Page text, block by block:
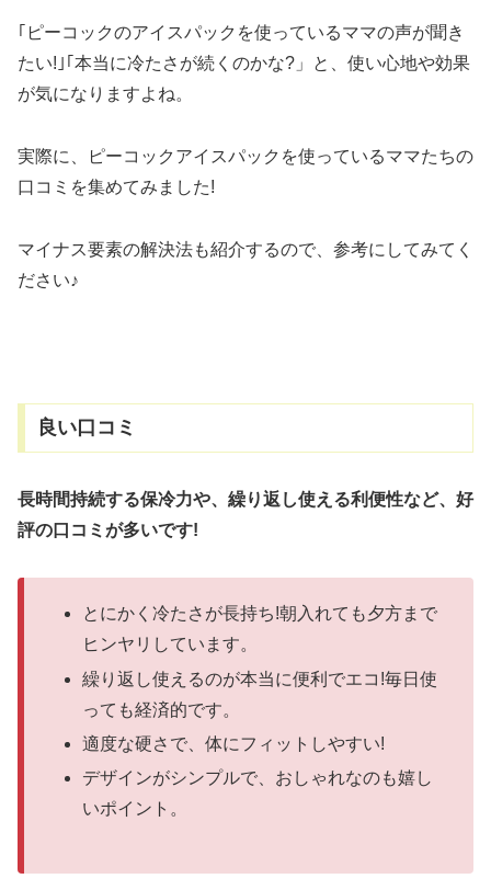
｢ピーコックのアイスパックを使っているママの声が聞き
たい!｣｢本当に冷たさが続くのかな?」と、使い心地や効果
が気になりますよね。
実際に、ピーコックアイスパックを使っているママたちの
口コミを集めてみました!
マイナス要素の解決法も紹介するので、参考にしてみてく
ださい♪
良い口コミ
長時間持続する保冷力や、繰り返し使え る利便性など、好
評の口コミが多いです!
とにかく冷たさが長持ち!朝入れても夕方まで
ヒンヤリしています。
繰り返し使えるのが本当に便利でエコ!毎日使
っても経済的です。
適度な硬さで、体にフィットしやすい!
デザインがシンプルで、おしゃれなのも嬉し
いポイント。